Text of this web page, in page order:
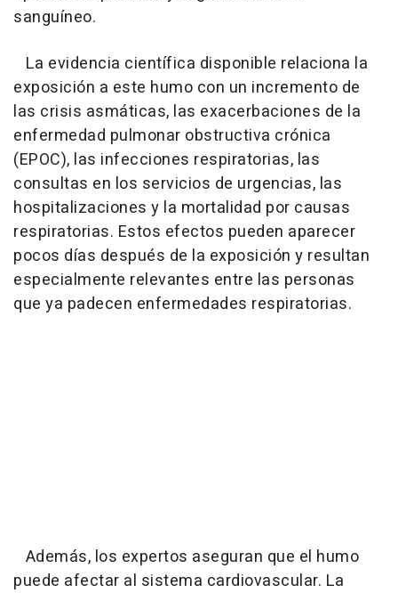
sanguíneo.
La evidencia científica disponible relaciona la
exposición a este humo con un incremento de
las crisis asmáticas, las exacerbaciones de la
enfermedad pulmonar obstructiva crónica
(EPOC), las infecciones respiratorias, las
consultas en los servicios de urgencias, las
hospitalizaciones y la mortalidad por causas
respiratorias. Estos efectos pueden aparecer
pocos días después de la exposición y resultan
especialmente relevantes entre las personas
que ya padecen enfermedades respiratorias.
Además, los expertos aseguran que el humo
puede afectar al sistema cardiovascular. La